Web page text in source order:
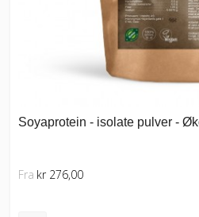
Soyaprotein - isolate pulver -
Fra kr 276,00